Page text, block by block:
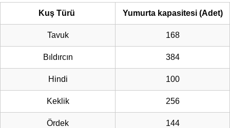
Kuş Türü Yumurta kapasitesi (Adet)
Tavuk 168
Bıldırcın 384
Hindi 100
Keklik 256
Ördek 144